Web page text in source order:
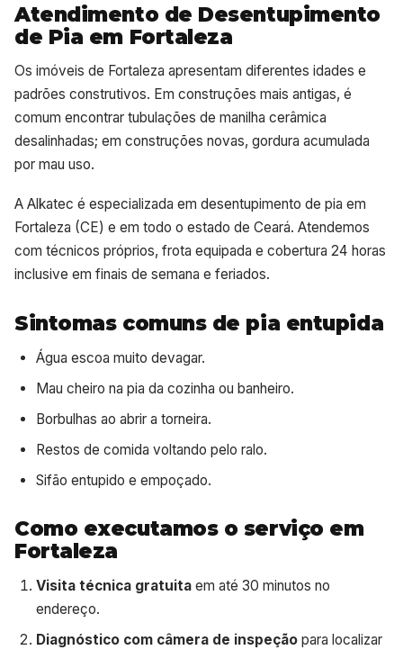
Atendimento de Desentupimento
de Pia em Fortaleza
Os imóveis de Fortaleza apresentam diferentes idades e
padrões construtivos. Em construções mais antigas, é
comum encontrar tubulações de manilha cerâmica
desalinhadas; em construções novas, gordura acumulada
por mau uso.
A Alkatec é especializada em desentupimento de pia em
Fortaleza (CE) e em todo o estado de Ceará. Atendemos
com técnicos próprios, frota equipada e cobertura 24 horas
inclusive em finais de semana e feriados.
Sintomas comuns de pia entupida
Água escoa muito devagar.
Mau cheiro na pia da cozinha ou banheiro.
Borbulhas ao abrir a torneira.
Restos de comida voltando pelo ralo.
Sifão entupido e empoçado.
Como executamos o serviço em
Fortaleza
Visita técnica gratuita em até 30 minutos no
endereço.
Diagnóstico com câmera de inspeção para localizar